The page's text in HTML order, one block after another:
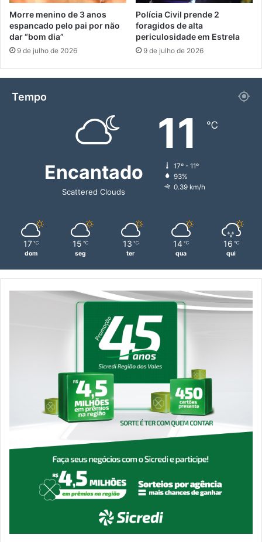
Morre menino de 3 anos
espancado pelo pai por não
dar “bom dia”
9 de julho de 2026
Polícia Civil prende 2
foragidos de alta
periculosidade em Estrela
9 de julho de 2026
Tempo
Encantado
Scattered Clouds
11 ℃
17º - 11º
93%
0.39 km/h
17 ℃
dom
15 ℃
seg
13 ℃
ter
14 ℃
qua
16 ℃
qui